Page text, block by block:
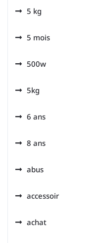
5 kg
5 mois
500w
5kg
6 ans
8 ans
abus
accessoir
achat